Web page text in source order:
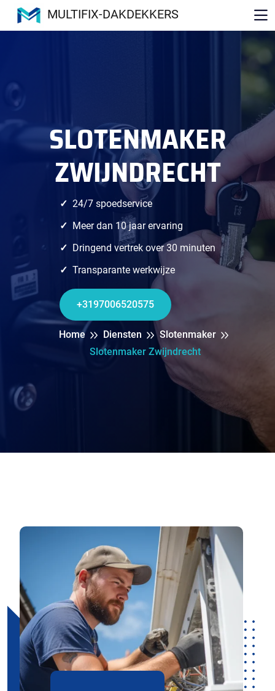
MULTIFIX-DAKDEKKERS
SLOTENMAKER
ZWIJNDRECHT
24/7 spoedservice
Meer dan 10 jaar ervaring
Dringend vertrek over 30 minuten
Transparante werkwijze
+3197006520575
Home Diensten
Slotenmaker
Slotenmaker Zwijndrecht